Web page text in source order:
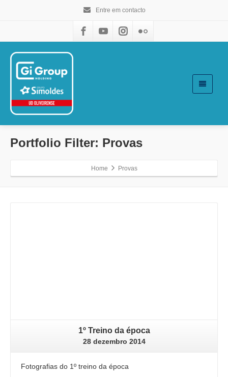
Entre em contacto
Portfolio Filter: Provas
Home Provas
1º Treino da época
28 dezembro 2014
Fotografias do 1º treino da época